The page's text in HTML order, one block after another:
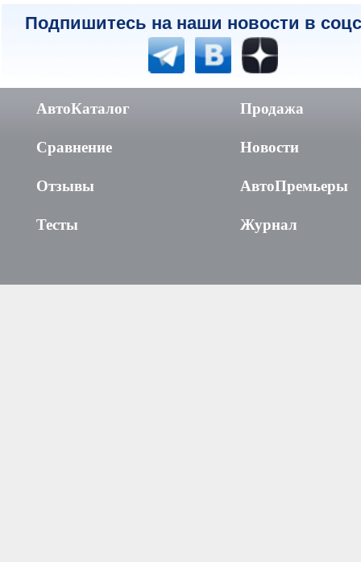
Подпишитесь на наши новости в
АвтоКаталог
Сравнение
Отзывы
Тесты
Продажа
Новости
АвтоПремьеры
Журнал